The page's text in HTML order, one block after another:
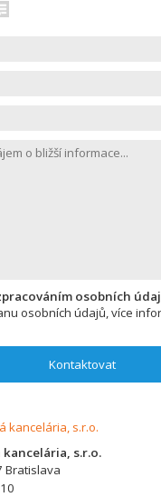
osobních
osobních údajů, více
Kontaktovat
s.r.o.
Bratislava